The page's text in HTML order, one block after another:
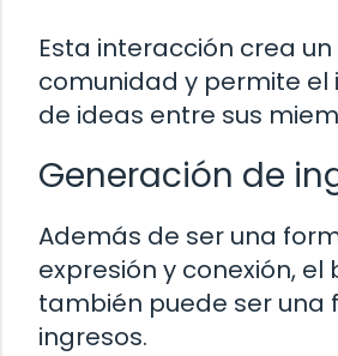
Esta interacción crea
comunidad y permite
de ideas entre sus
Generación de
Además de ser una
expresión y conexión, el
también puede ser una
ingresos.